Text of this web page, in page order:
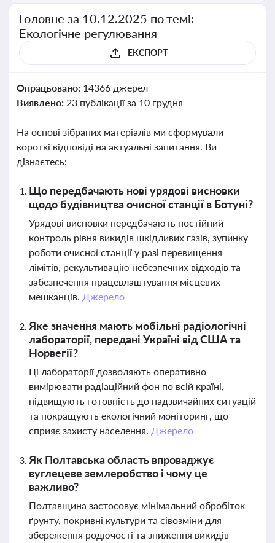
Головне за 10.12.2025 по темі:
Екологічне регулювання
ЕКСПОРТ
Опрацьовано: 14366 джерел
Виявлено: 23 публікації за 10 грудня
На основі зібраних матеріалів ми сформували
короткі відповіді на актуальні запитання. Ви
дізнаєтесь:
Що передбачають нові урядові висновки
щодо будівництва очисної станції в Ботуні?
Урядові висновки передбачають постійний
контроль рівня викидів шкідливих газів, зупинку
роботи очисної станції у разі перевищення
лімітів, рекультивацію небезпечних відходів та
забезпечення працевлаштування місцевих
мешканців. Джерело
Яке значення мають мобільні радіологічні
лабораторії, передані Україні від США та
Норвегії?
Ці лабораторії дозволяють оперативно
вимірювати радіаційний фон по всій країні,
підвищують готовність до надзвичайних ситуацій
та покращують екологічний моніторинг, що
сприяє захисту населення. Джерело
Як Полтавська область впроваджує
вуглецеве землеробство і чому це
важливо?
Полтавщина застосовує мінімальний обробіток
ґрунту, покривні культури та сівозміни для
збереження родючості та зниження викидів